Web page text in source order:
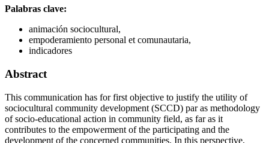
Palabras clave:
animación sociocultural,
empoderamiento personal et comunautaria,
indicadores
Abstract
This communication has for first objective to justify the utility of
sociocultural community development (SCCD) par as methodology
of socio-educational action in community field, as far as it
contributes to the empowerment of the participating and the
development of the concerned communities. In this perspective,